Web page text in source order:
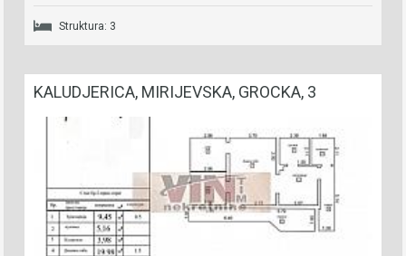
Struktura: 3
KALUDJERICA, MIRIJEVSKA, GROCKA, 3